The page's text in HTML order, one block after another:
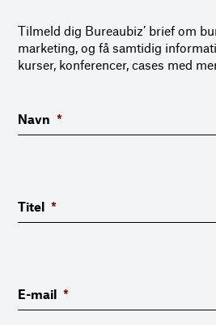
Tilmeld dig Bureaubiz’ brief om
marketing, og få samtidig
kurser, konferencer, cases med
Navn *
Titel *
E-mail *